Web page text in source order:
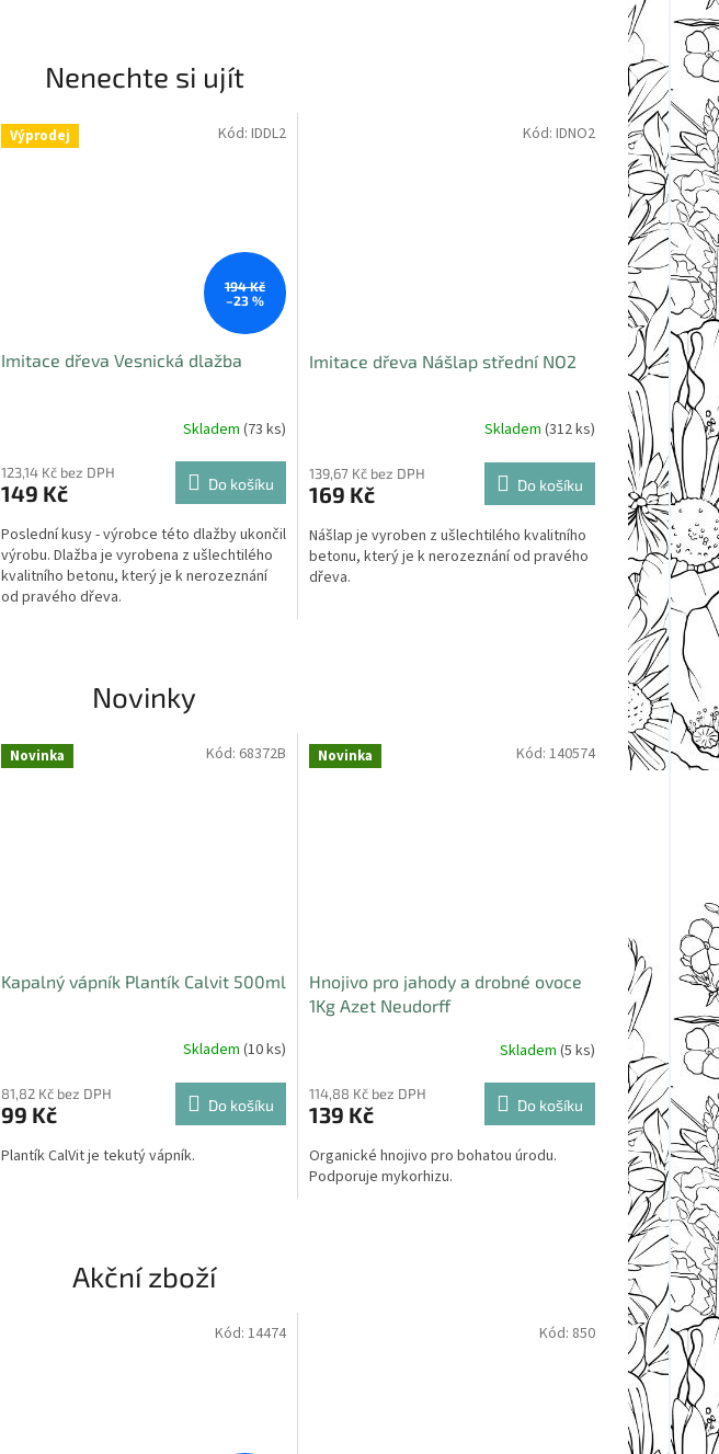
Nenechte si ujít
Výprodej
194 Kč
–23 %
Imitace dřeva Vesnická dlažba
Skladem (73 ks)
123,14 Kč bez DPH
149 Kč Do košíku
Poslední kusy - výrobce této dlažby ukončil
výrobu. Dlažba je vyrobena z ušlechtilého
kvalitního betonu, který je k nerozeznání
od pravého dřeva.
Kód: IDDL2
Imitace dřeva Nášlap střední NO2
Skladem (312 ks)
139,67 Kč bez DPH
169 Kč Do košíku
Nášlap je vyroben z ušlechtilého kvalitního
betonu, který je k nerozeznání od pravého
dřeva.
Kód: IDNO2
Novinky
Novinka
Kapalný vápník Plantík Calvit 500ml
Skladem (10 ks)
81,82 Kč bez DPH
99 Kč Do košíku
Plantík CalVit je tekutý vápník.
Kód: 68372B Novinka
Hnojivo pro jahody a drobné ovoce
1Kg Azet Neudorff
Skladem (5 ks)
114,88 Kč bez DPH
139 Kč Do košíku
Organické hnojivo pro bohatou úrodu.
Podporuje mykorhizu.
Kód: 140574
Akční zboží
Kód: 14474 Kód: 850